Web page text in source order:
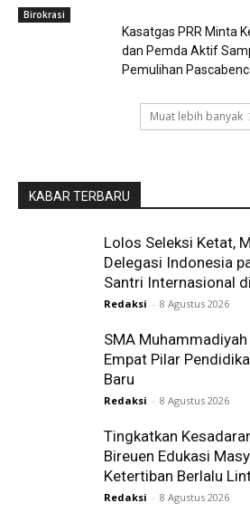
Birokrasi
Kasatgas PRR Minta
dan Pemda Aktif
Pemulihan
Muat lebih banyak
KABAR TERBARU
Lolos Seleksi Ketat,
Delegasi Indonesia
Santri Internasional
Redaksi - 8 Agustus 2026
SMA
Empat Pilar
Baru
Redaksi - 8 Agustus 2026
Tingkatkan
Bireuen Edukasi
Ketertiban Berlalu
Redaksi - 8 Agustus 2026